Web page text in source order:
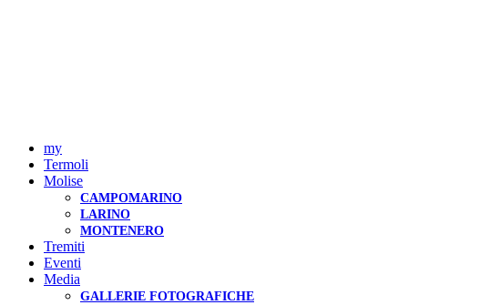
my
Termoli
Molise
CAMPOMARINO
LARINO
MONTENERO
Tremiti
Eventi
Media
GALLERIE FOTOGRAFICHE